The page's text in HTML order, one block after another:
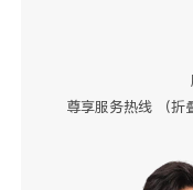
尊享服务热线 （折